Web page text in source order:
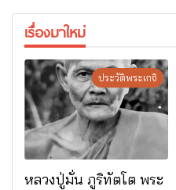
เรื่องมาใหม่
ประวัติพระเกจิ
หลวงปู่มั่น ภูริทัตโต พระ